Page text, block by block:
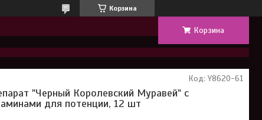
Корзина
Корзина
"Черный Королевский Муравей" с
для потенции, 12 шт
Код: Y8620-61